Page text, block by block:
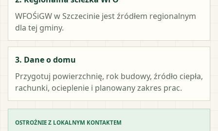
WFOŚiGW w Szczecinie jest źródłem regionalnym
dla tej gminy.
3. Dane o domu
Przygotuj powierzchnię, rok budowy, źródło ciepła,
rachunki, ocieplenie i planowany zakres prac.
OSTROŻNIE Z LOKALNYM KONTAKTEM